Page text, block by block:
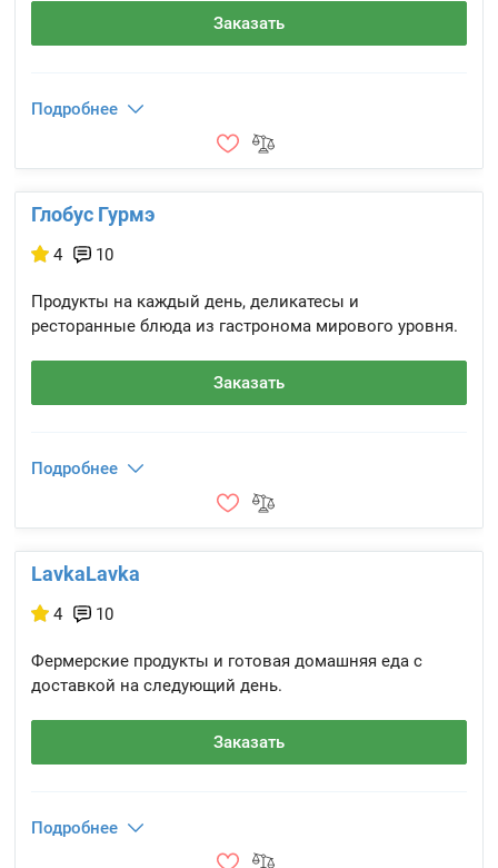
Заказать
Подробнее
Глобус Гурмэ
4 10
Продукты на каждый день, деликатесы и
ресторанные блюда из гастронома мирового уровня.
Заказать
Подробнее
LavkaLavka
4 10
Фермерские продукты и готовая домашняя еда с
доставкой на следующий день.
Заказать
Подробнее